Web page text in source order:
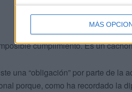
MÁS
cumplimiento. Es un
una “obligación” por parte de la
porque, como ha recordado la